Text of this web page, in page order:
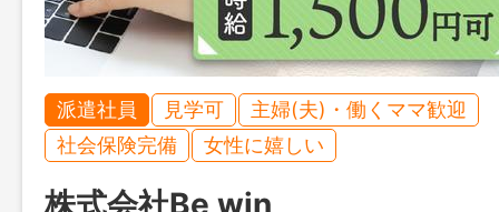
派遣社員 見学可
主婦(夫)・働くママ歓迎
社会保険完備
女性に嬉しい
株式会社Be win